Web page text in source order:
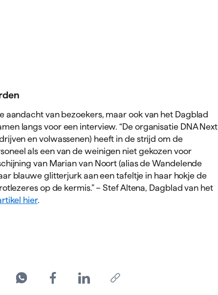
aandacht van bezoekers, maar ook van het Dagblad
langs voor een interview. “De organisatie DNA Next
en volwassenen) heeft in de strijd om de
als een van de weinigen niet gekozen voor
van Marian van Noort (alias de Wandelende
blauwe glitterjurk aan een tafeltje in haar hokje de
op de kermis.” – Stef Altena, Dagblad van het
hier.